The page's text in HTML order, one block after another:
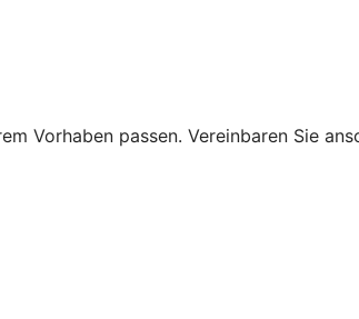
Vorhaben passen. Vereinbaren Sie